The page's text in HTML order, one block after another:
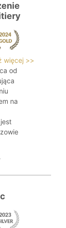
więcej >>
od
na